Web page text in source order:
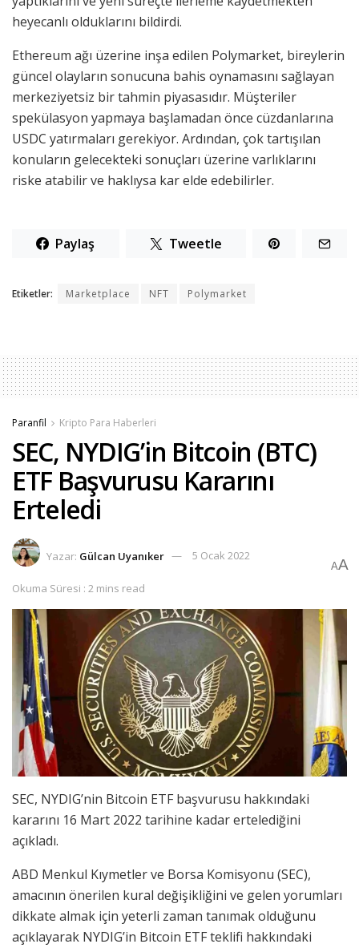
heyecanlı olduklarını bildirdi.
Ethereum ağı üzerine inşa edilen Polymarket, bireylerin
güncel olayların sonucuna bahis oynamasını sağlayan
merkeziyetsiz bir tahmin piyasasıdır. Müşteriler
spekülasyon yapmaya başlamadan önce cüzdanlarına
USDC yatırmaları gerekiyor. Ardından, çok tartışılan
konuların gelecekteki sonuçları üzerine varlıklarını
riske atabilir ve haklıysa kar elde edebilirler.
Paylaş Tweetle
Etiketler: Marketplace NFT Polymarket
Paranfil Kripto Para Haberleri
SEC, NYDIG’in Bitcoin (BTC)
ETF Başvurusu Kararını
Erteledi
Yazar: Gülcan Uyanıker 5 Ocak 2022
Okuma Süresi : 2 mins read
AA
SEC, NYDIG’nin Bitcoin ETF başvurusu hakkındaki
kararını 16 Mart 2022 tarihine kadar ertelediğini
açıkladı.
ABD Menkul Kıymetler ve Borsa Komisyonu (SEC),
amacının önerilen kural değişikliğini ve gelen yorumları
dikkate almak için yeterli zaman tanımak olduğunu
açıklayarak NYDIG’in Bitcoin ETF teklifi hakkındaki